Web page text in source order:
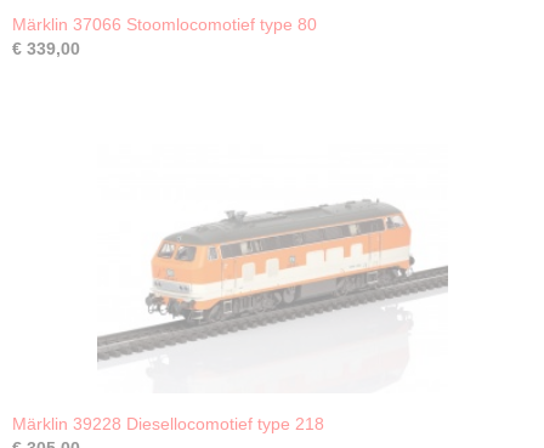
Märklin 37066 Stoomlocomotief type 80
€ 339,00
Märklin 39228 Diesellocomotief type 218